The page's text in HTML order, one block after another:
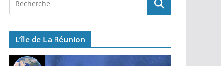
L’île de La Réunion